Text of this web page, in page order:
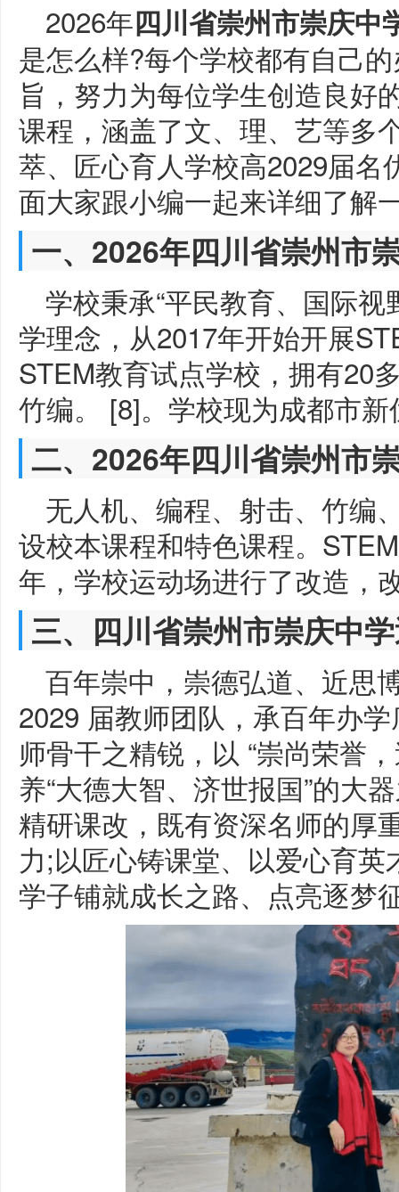
2026年四川省崇州市崇庆中
是怎么样?每个学校都有自己
旨，努力为每位学生创造良好
课程，涵盖了文、理、艺等多
萃、匠心育人学校高2029届
面大家跟小编一起来详细了解
一、2026年四川省崇州市
学校秉承“平民教育、国际
学理念，从2017年开始开展
STEM教育试点学校，拥有20
竹编。 [8]。学校现为成都市
二、2026年四川省崇州市
无人机、编程、射击、竹编
设校本课程和特色课程。
年，学校运动场进行了改造，
三、四川省崇州市崇庆中
百年崇中，崇德弘道、近思
2029 届教师团队，承百年办
师骨干之精锐，以 “崇尚荣誉
养“大德大智、济世报国”的大
精研课改，既有资深名师的厚
力;以匠心铸课堂、以爱心育
学子铺就成长之路、点亮逐梦